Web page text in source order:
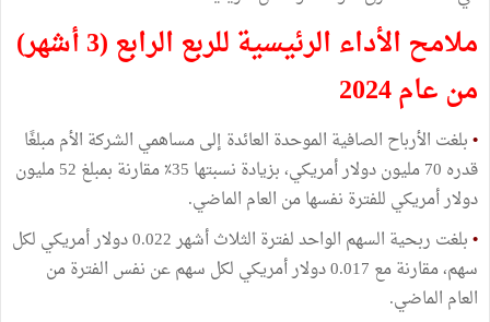
ملامح الأداء الرئيسية للربع الرابع (3 أشهر)
من عام 2024
•بلغت الأرباح الصافية الموحدة العائدة إلى مساهمي الشركة الأم مبلغًا
قدره 70 مليون دولار أمريكي، بزيادة نسبتها 35٪ مقارنة بمبلغ 52 مليون
دولار أمريكي للفترة نفسها من العام الماضي.
•
بلغت ربحية السهم الواحد لفترة الثلاث أشهر 0.022 دولار أمريكي لكل
سهم، مقارنة مع 0.017 دولار أمريكي لكل سهم عن نفس الفترة من
العام الماضي.